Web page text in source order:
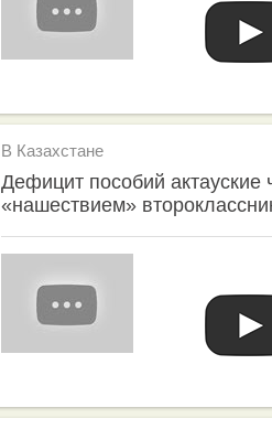
В Казахстане
Дефицит пособий актауские
«нашествием»